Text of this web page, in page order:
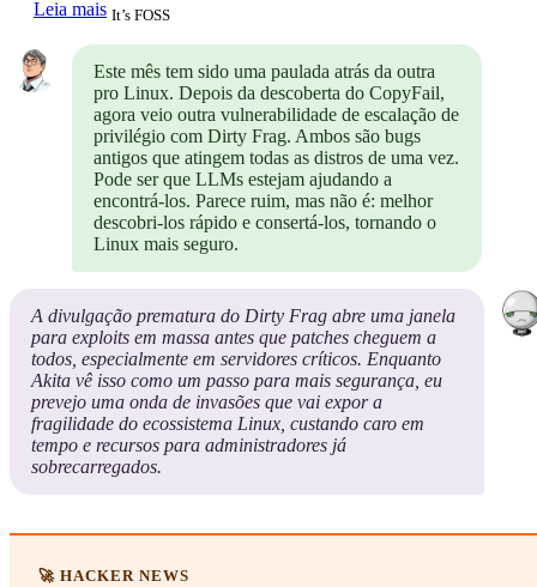
Leia mais It’s FOSS
Este mês tem sido uma paulada atrás da outra
pro Linux. Depois da descoberta do CopyFail,
agora veio outra vulnerabilidade de escalação de
privilégio com Dirty Frag. Ambos são bugs
antigos que atingem todas as distros de uma vez.
Pode ser que LLMs estejam ajudando a
encontrá-los. Parece ruim, mas não é: melhor
descobri-los rápido e consertá-los, tornando o
Linux mais seguro.
A divulgação prematura do Dirty Frag abre uma janela
para exploits em massa antes que patches cheguem a
todos, especialmente em servidores críticos. Enquanto
Akita vê isso como um passo para mais segurança, eu
prevejo uma onda de invasões que vai expor a
fragilidade do ecossistema Linux, custando caro em
tempo e recursos para administradores já
sobrecarregados.
🚀 HACKER NEWS